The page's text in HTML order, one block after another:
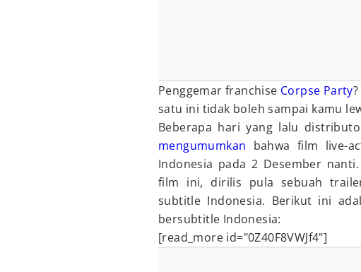
Penggemar franchise Corpse Party
satu ini tidak boleh sampai kamu
Beberapa hari yang lalu
mengumumkan bahwa film live-
Indonesia pada 2 Desember
film ini, dirilis pula sebuah
subtitle Indonesia. Berikut ini
bersubtitle Indonesia:
[read_more id="0Z40F8VWJf4"]